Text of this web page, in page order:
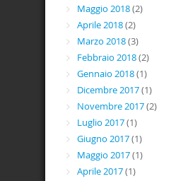
Maggio 2018(2)
Aprile 2018(2)
Marzo 2018(3)
Febbraio 2018(2)
Gennaio 2018(1)
Dicembre 2017(1)
Novembre 2017(2)
Luglio 2017(1)
Giugno 2017(1)
Maggio 2017(1)
Aprile 2017(1)